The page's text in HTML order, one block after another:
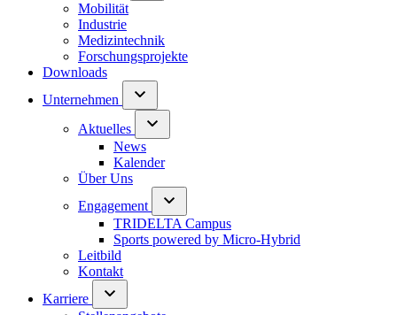
Mobilität
Industrie
Medizintechnik
Forschungsprojekte
Downloads
Unternehmen
Aktuelles
News
Kalender
Über Uns
Engagement
TRIDELTA Campus
Sports powered by Micro-Hybrid
Leitbild
Kontakt
Karriere